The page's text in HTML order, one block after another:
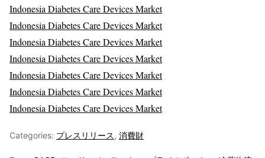
Indonesia Diabetes Care Devices Market
Indonesia Diabetes Care Devices Market
Indonesia Diabetes Care Devices Market
Indonesia Diabetes Care Devices Market
Indonesia Diabetes Care Devices Market
Indonesia Diabetes Care Devices Market
Indonesia Diabetes Care Devices Market
Categories: プレスリリース, 消費財